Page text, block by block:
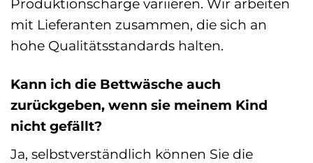
Produktionscharge variieren. Wir arbeiten
mit Lieferanten zusammen, die sich an
hohe Qualitätsstandards halten.
Kann ich die Bettwäsche auch
zurückgeben, wenn sie meinem Kind
nicht gefällt?
Ja, selbstverständlich können Sie die